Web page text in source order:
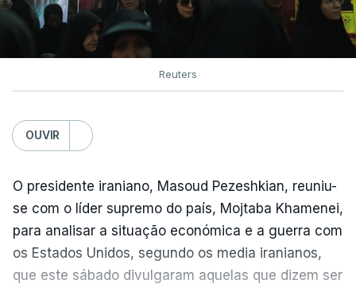
Reuters
OUVIR
O presidente iraniano, Masoud Pezeshkian, reuniu-
se com o líder supremo do país, Mojtaba Khamenei,
para analisar a situação económica e a guerra com
os Estados Unidos, segundo os media iranianos,
que este sábado divulgaram aquelas que dizem ser